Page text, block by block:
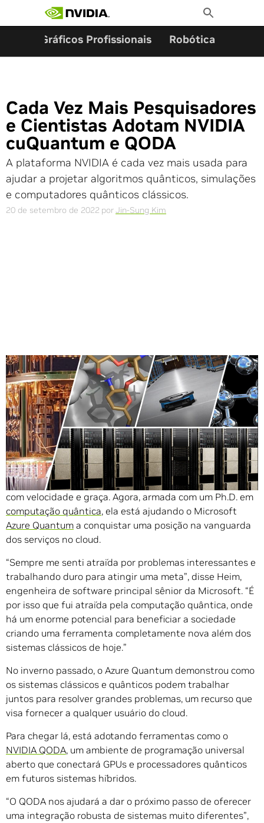
Toggle
Search
Gráficos Profissionais Robótica
Cada Vez Mais Pesquisadores
e Cientistas Adotam NVIDIA
cuQuantum e QODA
A plataforma NVIDIA é cada vez mais usada para
ajudar a projetar algoritmos quânticos, simulações
e computadores quânticos clássicos.
20 de setembro de 2022 porJin-Sung Kim
Compartilhe
Em dezoito anos no gelo como patinadora artística
competitiva, Bettina Heim aprendeu a pousar um lutz
com velocidade e graça. Agora, armada com um Ph.D. em
computação quântica, ela está ajudando o Microsoft
Azure Quantum a conquistar uma posição na vanguarda
dos serviços no cloud.
“Sempre me senti atraída por problemas interessantes e
trabalhando duro para atingir uma meta”, disse Heim,
engenheira de software principal sênior da Microsoft. “É
por isso que fui atraída pela computação quântica, onde
há um enorme potencial para beneficiar a sociedade
criando uma ferramenta completamente nova além dos
sistemas clássicos de hoje.”
No inverno passado, o Azure Quantum demonstrou como
os sistemas clássicos e quânticos podem trabalhar
juntos para resolver grandes problemas, um recurso que
visa fornecer a qualquer usuário do cloud.
Para chegar lá, está adotando ferramentas como o
NVIDIA QODA, um ambiente de programação universal
aberto que conectará GPUs e processadores quânticos
em futuros sistemas híbridos.
“O QODA nos ajudará a dar o próximo passo de oferecer
uma integração robusta de sistemas muito diferentes”,